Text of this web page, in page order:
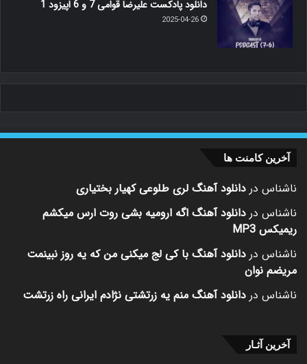
دانلود پادکست علیرضا قوامی 7 و 6 اپیزود 1
2025-04-26
آخرین کامنت ها
ناشناس در دانلود آهنگ لری طلوعی کهیار بختیاری
ناشناس در دانلود آهنگ اگه ارومیه بشی روت ارس میکشم
ریمیکس MP3
ناشناس در دانلود آهنگ با کی لج میکنی من که یه روز نبینمت
مریضم نوان
ناشناس در دانلود آهنگ منم یه زرتشتی نژادم ایرانی راه زرتشت
آخرین آثـار